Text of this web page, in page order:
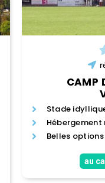
CAMP
Stade
Hébergement
Belles
au